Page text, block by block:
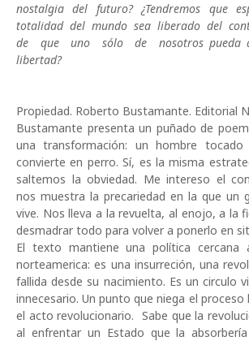
nostalgia del futuro? ¿Tendremos que
totalidad del mundo sea liberado del
de que uno sólo de nosotros pueda
libertad?
Propiedad. Roberto Bustamante. Editorial
Bustamante presenta un puñado de
una transformación: un hombre
convierte en perro. Sí, es la misma
saltemos la obviedad. Me intereso el
nos muestra la precariedad en la que un
vive. Nos lleva a la revuelta, al enojo, a la
desmadrar todo para volver a ponerlo en
El texto mantiene una política cercana
norteamerica: es una insurreción, una
fallida desde su nacimiento. Es un circulo
innecesario. Un punto que niega el
el acto revolucionario. Sabe que la
al enfrentar un Estado que la